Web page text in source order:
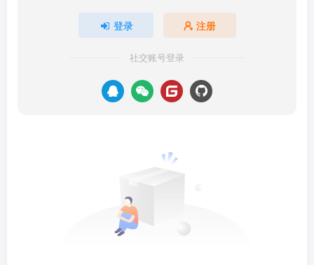
登录 注册
社交账号登录